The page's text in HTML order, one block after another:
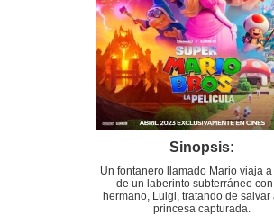
Sinopsis:
Un fontanero llamado Mario viaja a
de un laberinto subterráneo con
hermano, Luigi, tratando de salvar
princesa capturada.